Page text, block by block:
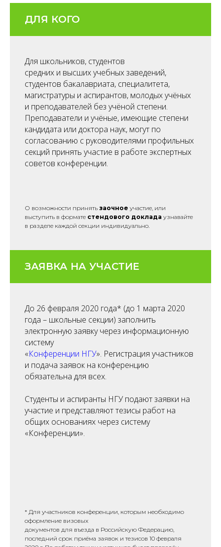
ДЛЯ КОГО
Для школьников, студентов
средних и высших учебных заведений,
студентов бакалавриата, специалитета,
магистратуры и аспирантов, молодых учёных
и преподавателей без учёной степени.
Преподаватели и учёные, имеющие степени
кандидата или доктора наук, могут по
согласованию с руководителями профильных
секций принять участие в работе экспертных
советов конференции.
О возможности принять заочное участие, или
выступить в формате стендового доклада узнавайте
в разделе каждой секции индивидуально.
ЗАЯВКА НА УЧАСТИЕ
До 26 февраля 2020 года* (до 1 марта 2020
года – школьные секции) заполнить
электронную заявку через информационную
систему
«Конференции НГУ». Регистрация участников
и подача заявок на конференцию
обязательна для всех.
Студенты и аспиранты НГУ подают заявки на
участие и представляют тезисы работ на
общих основаниях через систему
«Конференции».
* Для участников конференции, которым необходимо
оформление визовых
документов для въезда в Российскую Федерацию,
последний срок приёма заявок и тезисов 10 февраля